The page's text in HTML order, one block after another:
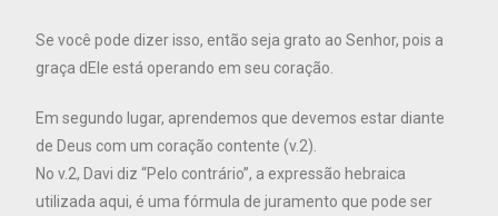
Se você pode dizer isso, então seja grato ao Senhor, pois a
graça dEle está operando em seu coração.
Em segundo lugar, aprendemos que devemos estar diante
de Deus com um coração contente (v.2).
No v.2, Davi diz “Pelo contrário”, a expressão hebraica
utilizada aqui, é uma fórmula de juramento que pode ser